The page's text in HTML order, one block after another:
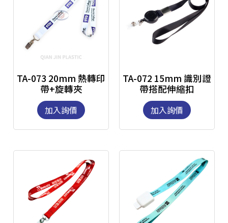
TA-073 20mm 熱轉印
帶+旋轉夾
加入詢價
TA-072 15mm 識別證
帶搭配伸縮扣
加入詢價